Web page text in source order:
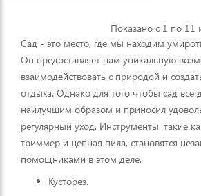
Показано с 1 по 11
Сад - это место, где мы находим
Он предоставляет нам уникальную
взаимодействовать с природой и
отдыха. Однако для того чтобы сад
наилучшим образом и приносил
регулярный уход. Инструменты, такие
триммер и цепная пила, становятся
помощниками в этом деле.
Кусторез.